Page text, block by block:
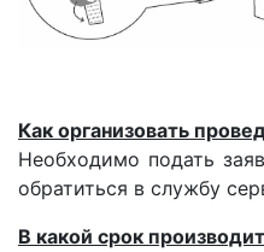
Как организовать
Необходимо подать
обратиться в службу
В какой срок